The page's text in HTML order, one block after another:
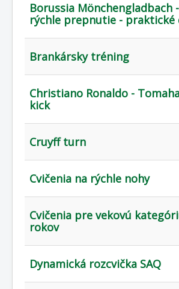
Borussia Mönchengladbach
rýchle prepnutie - praktické
Brankársky tréning
Christiano Ronaldo -
kick
Cruyff turn
Cvičenia na rýchle nohy
Cvičenia pre vekovú
rokov
Dynamická rozcvička SAQ